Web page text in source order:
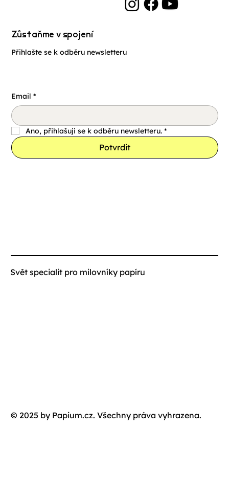
Svět specialit pro milovníky papíru
© 2025 by Papium.cz. Všechny práva vyhrazena.
Zůstaňme v spojení
Přihlašte se k odběru newsletteru
Email *
Ano, přihlašuji se k odběru newsletteru. *
Potvrdit